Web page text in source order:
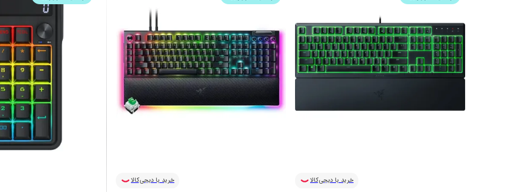
نمایش همه محصولات
کارت گرافیک
منبع تغذیه (پاور)
رم
سی‌پی‌یو
خرید با دیجی‌کالا خرید با دیجی‌کالا